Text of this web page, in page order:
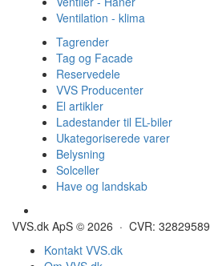
Ventilation - klima
Tagrender
Tag og Facade
Reservedele
VVS Producenter
El artikler
Ladestander til EL-biler
Ukategoriserede varer
Belysning
Solceller
Have og landskab
VVS.dk ApS © 2026 · CVR: 32829589
Kontakt VVS.dk